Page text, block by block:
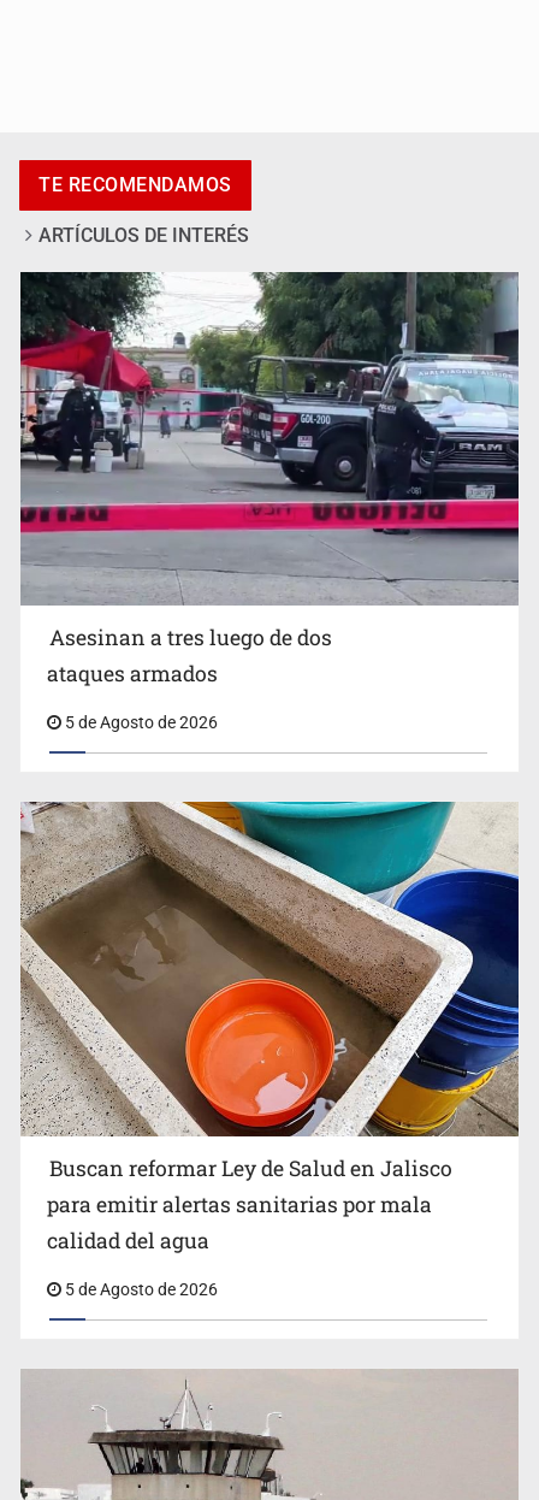
Asesinan a tres luego de dos ataques armados
Mujer resulta lesionada tras ataque de pitbull en
Zapopan
Buscan reformar Ley de Salud en Jalisco para emitir
alertas sanitarias por mala calidad del agua
Citarían a Medrano si persiste falta de diálogo con
vecinos de Mirador San Isidro
TE RECOMENDAMOS
ARTÍCULOS DE INTERÉS
Asesinan a tres luego de dos
ataques armados
5 de Agosto de 2026
Buscan reformar Ley de Salud en Jalisco
para emitir alertas sanitarias por mala
calidad del agua
5 de Agosto de 2026